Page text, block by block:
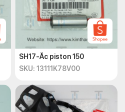
SH17-Ắc piston 150
SKU: 13111K78V00